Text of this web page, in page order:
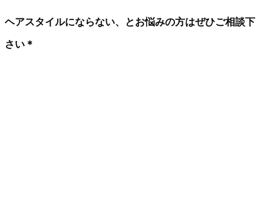
ヘアスタイルにならない、とお悩みの方はぜひご相談下
さい＊